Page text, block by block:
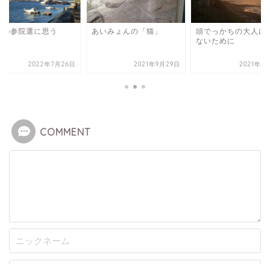
の参院選に思う
2022年7月26日
あいみょんの「猫」
2021年9月29日
頭でっかちの大人に
ないために
2021年10
COMMENT